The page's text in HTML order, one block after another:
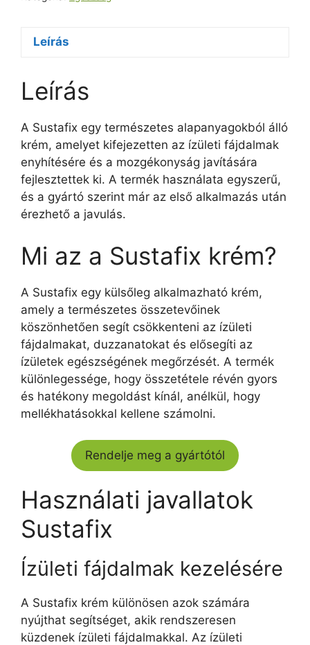
Leírás
Leírás
A Sustafix egy természetes alapanyagokból álló
krém, amelyet kifejezetten az ízületi fájdalmak
enyhítésére és a mozgékonyság javítására
fejlesztettek ki. A termék használata egyszerű,
és a gyártó szerint már az első alkalmazás után
érezhető a javulás.
Mi az a Sustafix krém?
A Sustafix egy külsőleg alkalmazható krém,
amely a természetes összetevőinek
köszönhetően segít csökkenteni az ízületi
fájdalmakat, duzzanatokat és elősegíti az
ízületek egészségének megőrzését. A termék
különlegessége, hogy összetétele révén gyors
és hatékony megoldást kínál, anélkül, hogy
mellékhatásokkal kellene számolni.
Rendelje meg a gyártótól
Használati javallatok
Sustafix
Ízületi fájdalmak kezelésére
A Sustafix krém különösen azok számára
nyújthat segítséget, akik rendszeresen
küzdenek ízületi fájdalmakkal. Az ízületi